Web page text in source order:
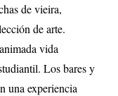
de vieira,
de arte.
vida
Los bares y
una experiencia